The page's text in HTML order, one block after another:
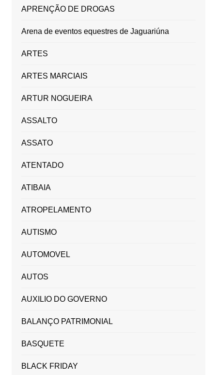
APRENÇÃO DE DROGAS
Arena de eventos equestres de Jaguariúna
ARTES
ARTES MARCIAIS
ARTUR NOGUEIRA
ASSALTO
ASSATO
ATENTADO
ATIBAIA
ATROPELAMENTO
AUTISMO
AUTOMOVEL
AUTOS
AUXILIO DO GOVERNO
BALANÇO PATRIMONIAL
BASQUETE
BLACK FRIDAY